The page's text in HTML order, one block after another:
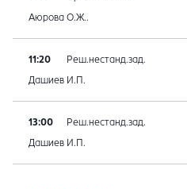
Аюрова О.Ж..
11:20 Реш.нестанд.зад.
Дашиев И.П.
13:00 Реш.нестанд.зад.
Дашиев И.П.